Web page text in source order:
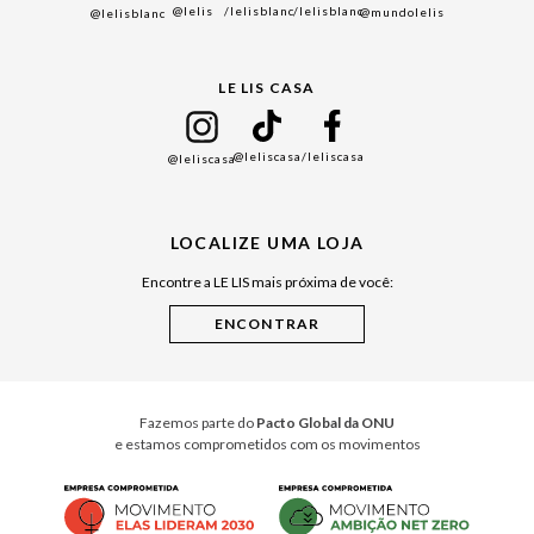
Black Friday
Cuidados Casa
@lelisblanc @lelis /lelisblanc/lelisblanc@mundolelis
LE LIS CASA
@leliscasa@leliscasa/leliscasa
LOCALIZE UMA LOJA
Encontre a LE LIS mais próxima de você:
Fazemos parte do Pacto Global da ONU
e estamos comprometidos com os movimentos